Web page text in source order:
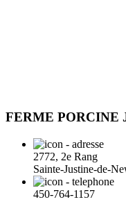
FERME PORCINE
2772, 2e Rang
Sainte-Justine-de-
450-764-1157